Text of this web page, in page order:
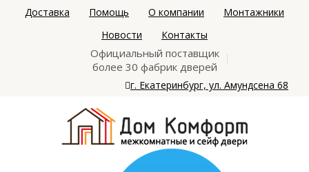
Доставка Помощь О компании
Монтажники
Новости
Контакты
Официальный поставщик
более 30 фабрик дверей
г. Екатеринбург, ул. Амундсена 68